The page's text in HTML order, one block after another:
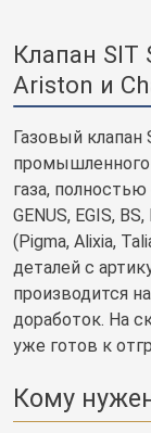
Клапан SIT
Ariston и
Газовый клапан
промышленного
газа,
GENUS, EGIS,
(Pigma, Alixia,
деталей с
производится
доработок. На
уже готов к
Кому